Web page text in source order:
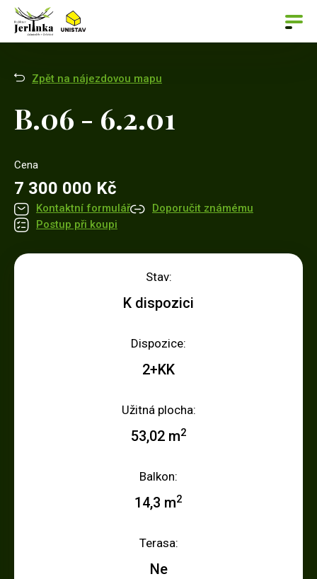
Zpět na nájezdovou mapu
B.06 - 6.2.01
Cena
7 300 000 Kč
Kontaktní formulář
Doporučit známému
Postup při koupi
Stav:
K dispozici
Dispozice:
2+KK
Užitná plocha:
53,02 m2
Balkon:
14,3 m2
Terasa:
Ne